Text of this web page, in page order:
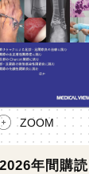
ZOOM
年間購読